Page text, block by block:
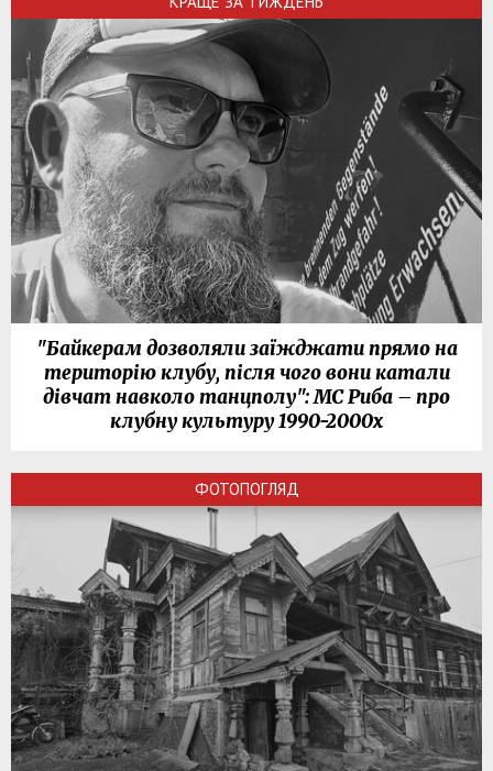
"Байкерам дозволяли заїжджати прямо на
територію клубу, після чого вони катали
дівчат навколо танцполу": МС Риба – про
клубну культуру 1990-2000х
ФОТОПОГЛЯД